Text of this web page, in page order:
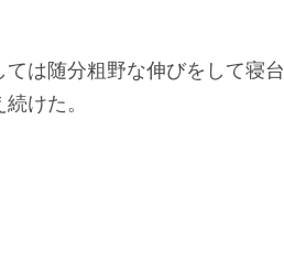
は随分粗野な伸びをして寝台
けた。